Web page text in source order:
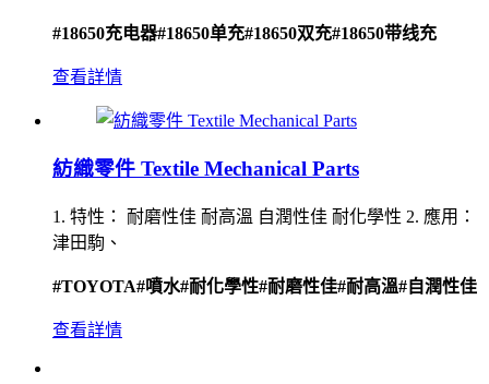
#18650充电器#18650单充#18650双充#18650带线充
查看詳情
紡織零件 Textile Mechanical Parts
1. 特性： 耐磨性佳 耐高溫 自潤性佳 耐化學性 2. 應用：
津田駒、
#TOYOTA#噴水#耐化學性#耐磨性佳#耐高溫#自潤性佳
查看詳情